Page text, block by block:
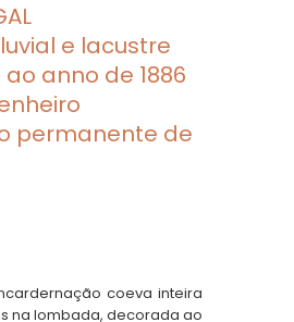
e lacustre
anno de 1886
permanente de
coeva inteira
na lombada, decorada ao